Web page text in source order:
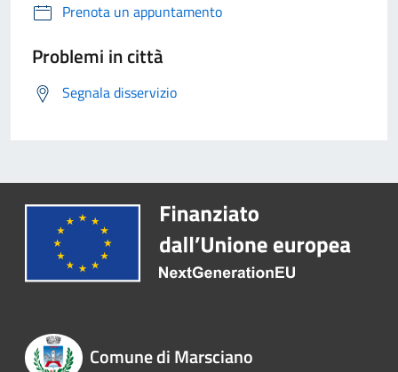
Prenota un appuntamento
Problemi in città
Segnala disservizio
Comune di Marsciano